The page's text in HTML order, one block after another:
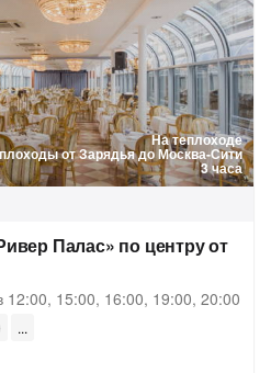
На теплоходе
от Зарядья до Москва-Сити
3 часа
Палас» по центру от
12:00, 15:00, 16:00, 19:00, 20:00